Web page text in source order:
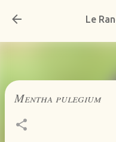
Accéder
Le
Mentha pulegium